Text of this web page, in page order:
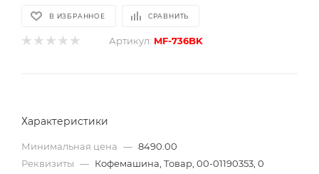
В ИЗБРАННОЕ СРАВНИТЬ
Артикул: MF-736BK
Характеристики
Минимальная цена — 8490.00
Реквизиты — Кофемашина, Товар, 00-01190353, 0